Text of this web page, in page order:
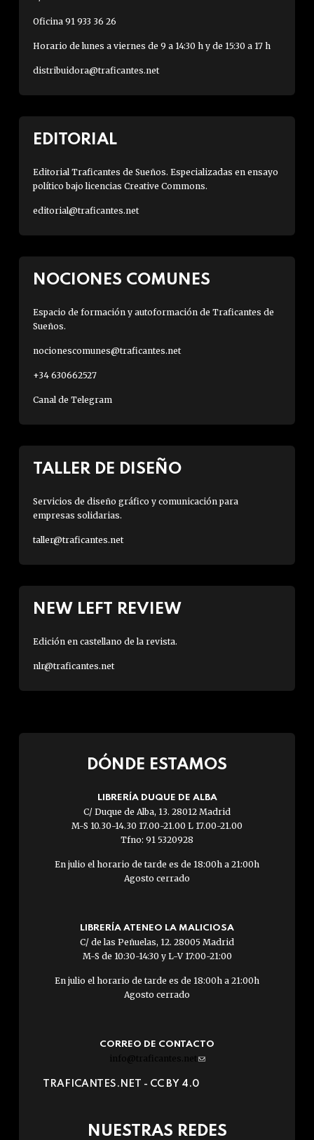
Oficina 91 933 36 26
Horario de lunes a viernes de 9 a 14:30 h y de 15:30 a 17 h
distribuidora@traficantes.net
EDITORIAL
Editorial Traficantes de Sueños. Especializadas en ensayo
político bajo licencias Creative Commons.
editorial@traficantes.net
NOCIONES COMUNES
Espacio de formación y autoformación de Traficantes de
Sueños.
nocionescomunes@traficantes.net
+34 630662527
Canal de Telegram
TALLER DE DISEÑO
Servicios de diseño gráfico y comunicación para
empresas solidarias.
taller@traficantes.net
NEW LEFT REVIEW
Edición en castellano de la revista.
nlr@traficantes.net
DÓNDE ESTAMOS
LIBRERÍA DUQUE DE ALBA
C/ Duque de Alba, 13. 28012 Madrid
M-S 10.30-14.30 17.00-21.00 L 17.00-21.00
Tfno: 91 5320928
En julio el horario de tarde es de 18:00h a 21:00h
Agosto cerrado
LIBRERÍA ATENEO LA MALICIOSA
C/ de las Peñuelas, 12. 28005 Madrid
M-S de 10:30-14:30 y L-V 17:00-21:00
En julio el horario de tarde es de 18:00h a 21:00h
Agosto cerrado
CORREO DE CONTACTO
info@traficantes.net (link
e-
TRAFICANTES.NET - CC BY 4.0
NUESTRAS REDES